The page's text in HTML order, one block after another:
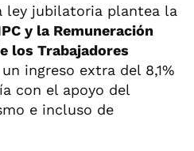
ley jubilatoria plantea la
y la Remuneración
los Trabajadores
ingreso extra del 8,1%
con el apoyo del
e incluso de